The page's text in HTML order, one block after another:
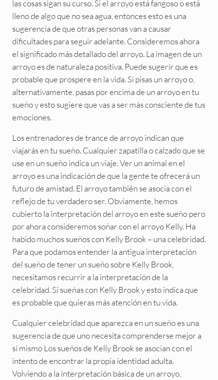
las cosas sigan su curso. Si el arroyo está fangoso o está
lleno de algo que no sea agua, entonces esto es una
sugerencia de que otras personas van a causar
dificultades para seguir adelante. Consideremos ahora
el significado más detallado del arroyo. La imagen de un
arroyo es de naturaleza positiva. Puede sugerir que es
probable que prospere en la vida. Si pisas un arroyo o,
alternativamente, pasas por encima de un arroyo en tu
sueño y esto sugiere que vas a ser más consciente de tus
emociones.
Los entrenadores de trance de arroyo indican que
viajarás en tu sueño. Cualquier zapatilla o calzado que se
use en un sueño indica un viaje. Ver un animal en el
arroyo es una indicación de que la gente te ofrecerá un
futuro de amistad. El arroyo también se asocia con el
reflejo de tu verdadero ser. Obviamente, hemos
cubierto la interpretación del arroyo en este sueño pero
por ahora consideremos soñar con el arroyo Kelly. Ha
habido muchos sueños con Kelly Brook – una celebridad.
Para que podamos entender la antigua interpretación
del sueño de tener un sueño sobre Kelly Brook,
necesitamos recurrir a la interpretación de la
celebridad. Si sueñas con Kelly Brook y esto indica que
es probable que quieras más atención en tu vida.
Cualquier celebridad que aparezca en un sueño es una
sugerencia de que uno necesita comprenderse mejor a
sí mismo Los sueños de Kelly Brook se asocian con el
intento de encontrar la propia identidad adulta.
Volviendo a la interpretación básica de un arroyo,